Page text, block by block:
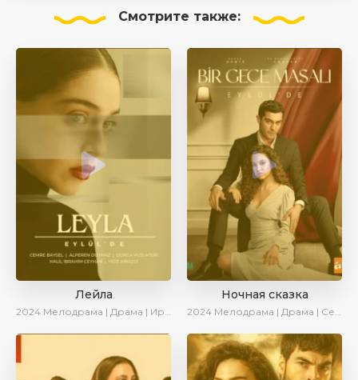
Смотрите также:
Лейла
2024 Мелодрама | Драма | Ирина Котова | AveTurk | AlisaDirilis | Сериалы 2024
Ночная сказка
2024 Мелодрама | Драма | Сериалы 2024